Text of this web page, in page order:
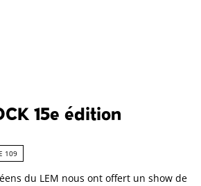
15e édition
109
du LEM nous ont offert un show de